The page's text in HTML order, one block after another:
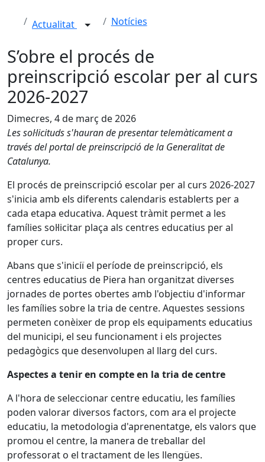
Actualitat Notícies
S’obre el procés de
preinscripció escolar per al curs
2026-2027
Dimecres, 4 de març de 2026
Les sol·licituds s'hauran de presentar telemàticament a
través del portal de preinscripció de la Generalitat de
Catalunya.
El procés de preinscripció escolar per al curs 2026-2027
s'inicia amb els diferents calendaris establerts per a
cada etapa educativa. Aquest tràmit permet a les
famílies sol·licitar plaça als centres educatius per al
proper curs.
Abans que s'iniciï el període de preinscripció, els
centres educatius de Piera han organitzat diverses
jornades de portes obertes amb l'objectiu d'informar
les famílies sobre la tria de centre. Aquestes sessions
permeten conèixer de prop els equipaments educatius
del municipi, el seu funcionament i els projectes
pedagògics que desenvolupen al llarg del curs.
Aspectes a tenir en compte en la tria de centre
A l'hora de seleccionar centre educatiu, les famílies
poden valorar diversos factors, com ara el projecte
educatiu, la metodologia d'aprenentatge, els valors que
promou el centre, la manera de treballar del
professorat o el tractament de les llengües.